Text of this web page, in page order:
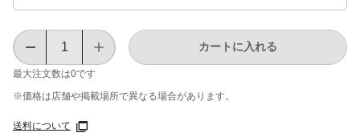
最大注文数は0です
カートに入れる
※価格は​店舗や​掲載場所で​異なる​場合が​あります。
送料について